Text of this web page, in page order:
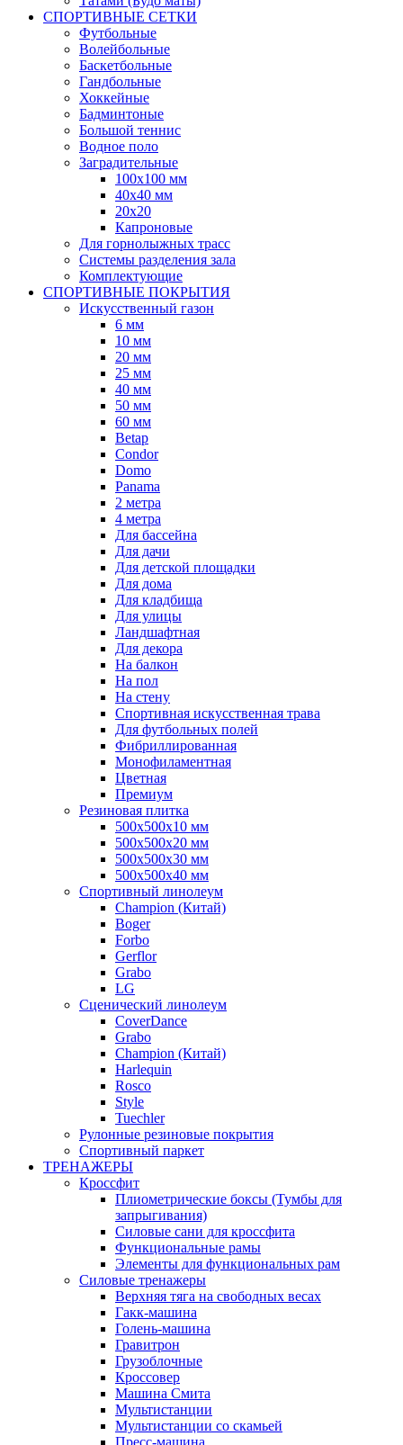
СПОРТИВНЫЕ СЕТКИ
Футбольные
Волейбольные
Баскетбольные
Гандбольные
Хоккейные
Бадминтоные
Большой теннис
Водное поло
Заградительные
100х100 мм
40х40 мм
20х20
Капроновые
Для горнолыжных трасс
Системы разделения зала
Комплектующие
СПОРТИВНЫЕ ПОКРЫТИЯ
Искусственный газон
6 мм
10 мм
20 мм
25 мм
40 мм
50 мм
60 мм
Betap
Condor
Domo
Panama
2 метра
4 метра
Для бассейна
Для дачи
Для детской площадки
Для дома
Для кладбища
Для улицы
Ландшафтная
Для декора
На балкон
На пол
На стену
Спортивная искусственная трава
Для футбольных полей
Фибриллированная
Монофиламентная
Цветная
Премиум
Резиновая плитка
500х500х10 мм
500х500х20 мм
500х500х30 мм
500х500х40 мм
Спортивный линолеум
Champion (Китай)
Boger
Forbo
Gerflor
Grabo
LG
Сценический линолеум
CoverDance
Grabo
Champion (Китай)
Harlequin
Rosco
Style
Tuechler
Рулонные резиновые покрытия
Спортивный паркет
ТРЕНАЖЕРЫ
Кроссфит
Плиометрические боксы (Тумбы для
запрыгивания)
Силовые сани для кроссфита
Функциональные рамы
Элементы для функциональных рам
Силовые тренажеры
Верхняя тяга на свободных весах
Гакк-машина
Голень-машина
Гравитрон
Грузоблочные
Кроссовер
Машина Смита
Мультистанции
Мультистанции со скамьей
Пресс-машина